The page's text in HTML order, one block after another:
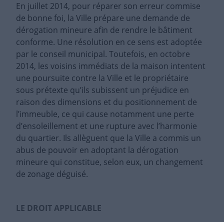
En juillet 2014, pour réparer son erreur commise
de bonne foi, la Ville prépare une demande de
dérogation mineure afin de rendre le bâtiment
conforme. Une résolution en ce sens est adoptée
par le conseil municipal. Toutefois, en octobre
2014, les voisins immédiats de la maison intentent
une poursuite contre la Ville et le propriétaire
sous prétexte qu’ils subissent un préjudice en
raison des dimensions et du positionnement de
l’immeuble, ce qui cause notamment une perte
d’ensoleillement et une rupture avec l’harmonie
du quartier. Ils allèguent que la Ville a commis un
abus de pouvoir en adoptant la dérogation
mineure qui constitue, selon eux, un changement
de zonage déguisé.
LE DROIT APPLICABLE